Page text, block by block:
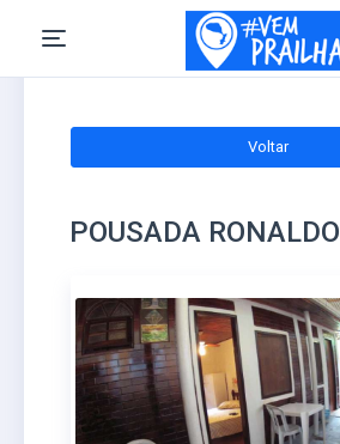
Voltar
POUSADA RONALDO